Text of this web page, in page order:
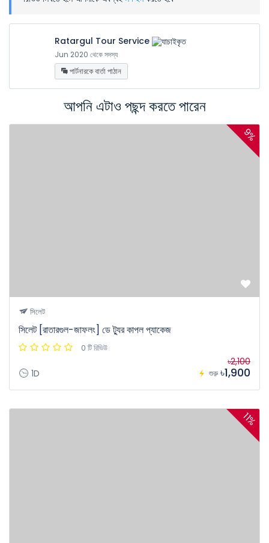
Ratargul Tour Service
Jun 2020 থেকে সদস্য
পার্টনারকে বার্তা পাঠান
আপনি এটাও পছন্দ করতে পারেন
9%
সিলেট
সিলেট [রাতারগুল-জাফলং] ডে ট্যুর কাপল প্যাকেজ
0 টি রিভিউ
1D শুরু
৳2,100
৳1,900
11%